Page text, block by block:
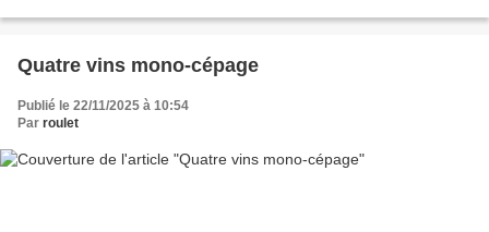
Quatre vins mono-cépage
Publié le 22/11/2025 à 10:54
Par roulet